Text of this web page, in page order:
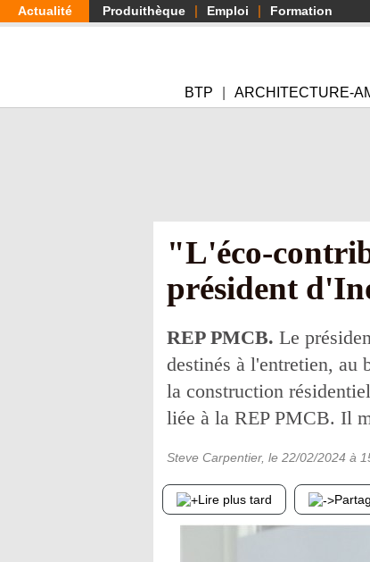
Aller
au
Actualité Produithèque Emploi Formation
BTP ARCHITECTURE-
"L'éco-
président
REP PMCB. Le
destinés à l'entretien, au
la construction
liée à la REP PMCB. Il
Steve Carpentier, le 22/02/2024 à
Lire plus tard